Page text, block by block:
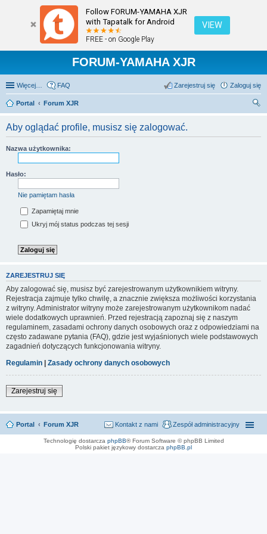
Follow FORUM-YAMAHA XJR
with Tapatalk for Android
FREE - on Google Play
VIEW
FORUM-YAMAHA XJR
Więcej… FAQ Zaloguj się
Zarejestruj się
Portal
Forum XJR
Aby oglądać profile, musisz się zalogować.
Nazwa użytkownika:
Hasło:
Nie pamiętam hasła
Zapamiętaj mnie
Ukryj mój status podczas tej sesji
ZAREJESTRUJ SIĘ
Aby zalogować się, musisz być zarejestrowanym użytkownikiem witryny.
Rejestracja zajmuje tylko chwilę, a znacznie zwiększa możliwości korzystania
z witryny. Administrator witryny może zarejestrowanym użytkownikom nadać
wiele dodatkowych uprawnień. Przed rejestracją zapoznaj się z naszym
regulaminem, zasadami ochrony danych osobowych oraz z odpowiedziami na
często zadawane pytania (FAQ), gdzie jest wyjaśnionych wiele podstawowych
zagadnień dotyczących funkcjonowania witryny.
Regulamin
Zasady ochrony danych osobowych
Zarejestruj się
Portal Forum XJR Zespół administracyjny
Kontakt z nami
Technologię dostarcza phpBB® Forum Software © phpBB Limited
Polski pakiet językowy dostarcza phpBB.pl